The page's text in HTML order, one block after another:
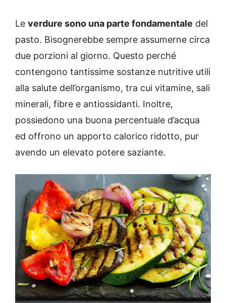
Le verdure sono una parte fondamentale del
pasto. Bisognerebbe sempre assumerne circa
due porzioni al giorno. Questo perché
contengono tantissime sostanze nutritive utili
alla salute dell’organismo, tra cui vitamine, sali
minerali, fibre e antiossidanti. Inoltre,
possiedono una buona percentuale d’acqua
ed offrono un apporto calorico ridotto, pur
avendo un elevato potere saziante.